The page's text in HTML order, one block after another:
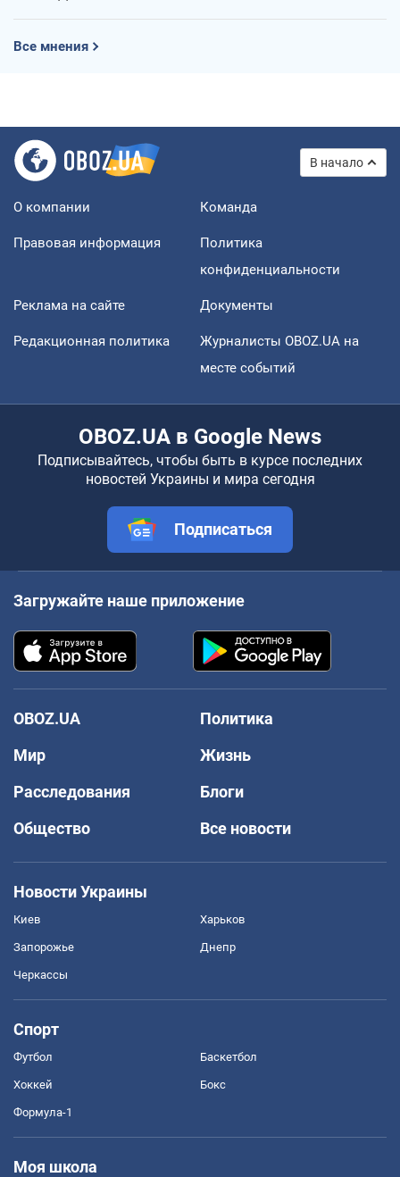
Все мнения
В начало
О компании Команда
Правовая информация
Политика
конфиденциальности
Реклама на сайте Документы
Редакционная политика
Журналисты OBOZ.UA на
месте событий
OBOZ.UA в Google News
Подписывайтесь, чтобы быть в курсе последних
новостей Украины и мира сегодня
Подписаться
Загружайте наше приложение
OBOZ.UA
Политика
Мир
Жизнь
Расследования
Блоги
Общество
Все новости
Новости Украины
Киев Харьков
Запорожье Днепр
Черкассы
Спорт
Футбол Баскетбол
Хоккей Бокс
Формула-1
Моя школа